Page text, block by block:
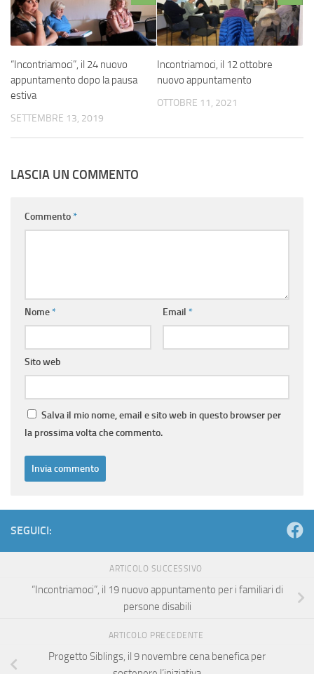
“Incontriamoci”, il 24 nuovo
appuntamento dopo la pausa
estiva
SETTEMBRE 13, 2019
Incontriamoci, il 12 ottobre
nuovo appuntamento
OTTOBRE 11, 2021
LASCIA UN COMMENTO
Commento*
Nome* Email *
Sito web
Salva il mio nome, email e sito web in questo browser per
la prossima volta che commento.
SEGUICI:
ARTICOLO SUCCESSIVO
“Incontriamoci”, il 19 nuovo appuntamento per i familiari di
persone disabili
ARTICOLO PRECEDENTE
Progetto Siblings, il 9 novembre cena benefica per